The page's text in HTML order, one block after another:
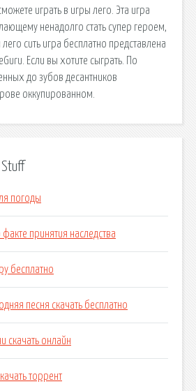
играть в игры лего. Эта игра
ненадолго стать супер героем,
сить игра бесплатно представлена
Если вы хотите сыграть. По
до зубов десантников
оккупированном.
Stuff
погоды
принятия наследства
бесплатно
песня скачать бесплатно
скачать онлайн
торрент